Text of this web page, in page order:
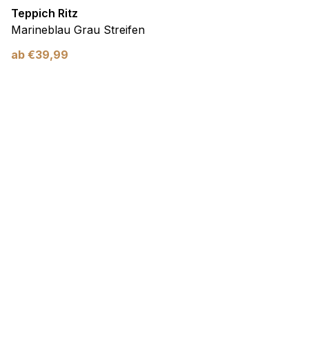
Teppich Ritz
Marineblau Grau Streifen
ab €39,99